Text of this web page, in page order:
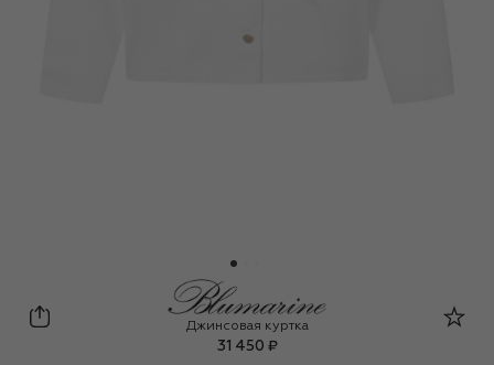
Blumarine
Джинсовая куртка
31 450 ₽